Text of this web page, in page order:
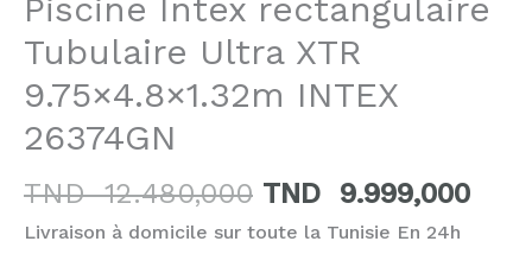
Piscine Intex rectangulaire
Tubulaire Ultra XTR
9.75×4.8×1.32m INTEX
26374GN
TND12.480,000 TND 9.999,000
Livraison à domicile sur toute la Tunisie En 24h